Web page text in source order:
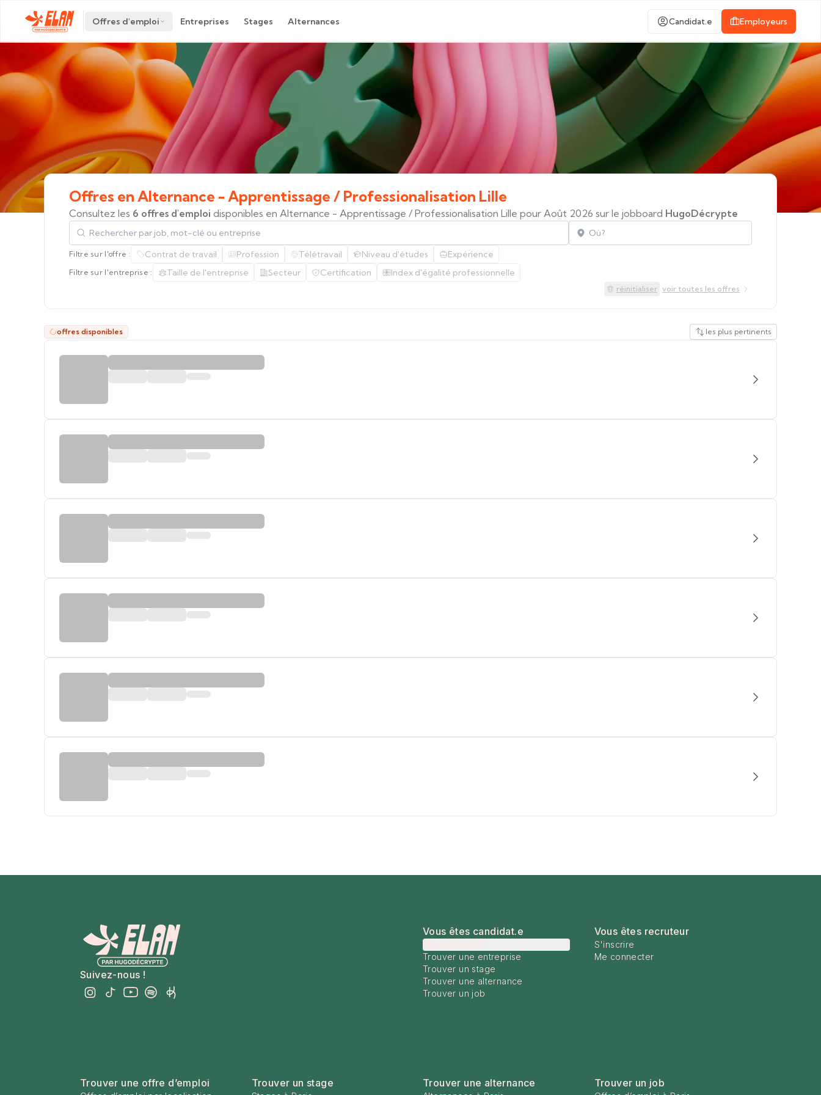
Offres d'emploi Entreprises Stages Alternances Candidat.e Employeurs
Offres en Alternance - Apprentissage / Professionalisation Lille
Consultez les 6 offres d'emploi disponibles en Alternance - Apprentissage / Professionalisation Lille pour Août 2026 sur le jobboard HugoDécrypte
Rechercher par job, mot-clé ou entreprise Localisation
Filtre sur l'offre : Contrat de travail Profession Télétravail Niveau d'études Expérience
Filtre sur l'entreprise : Taille de l'entreprise Secteur Certification Index d'égalité professionnelle
réinitialiser voir toutes les offres
offres disponibles les plus pertinents
Suivez-nous !
Vous êtes candidat.e
Trouver une entreprise
Trouver un stage
Trouver une alternance
Trouver un job
Vous êtes recruteur
S'inscrire
Me connecter
Trouver une offre d’emploi Trouver un stage Trouver une alternance Trouver un job